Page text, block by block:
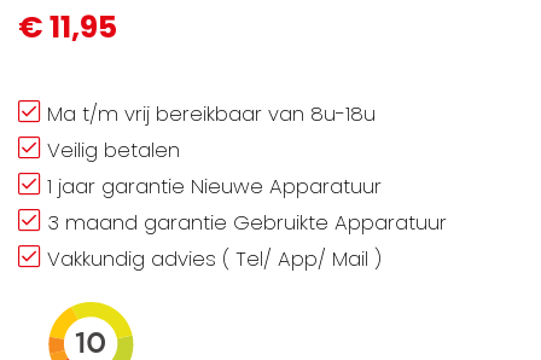
€ 11,95
Ma t/m vrij bereikbaar van 8u-18u
Veilig betalen
1 jaar garantie Nieuwe Apparatuur
3 maand garantie Gebruikte Apparatuur
Vakkundig advies ( Tel/ App/ Mail )